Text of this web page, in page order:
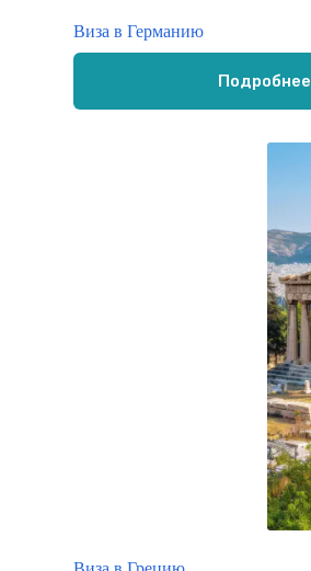
Виза в Германию
Подробнее